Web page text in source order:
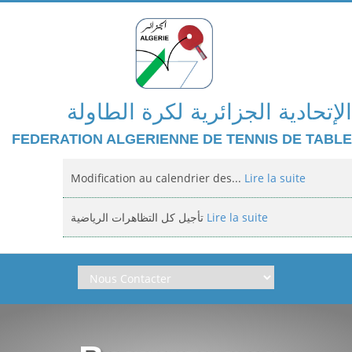
الإتحادية الجزائرية لكرة الطاولة
FEDERATION ALGERIENNE DE TENNIS DE TABLE
Modification au calendrier des... Lire la suite
تأجيل كل التظاهرات الرياضية Lire la suite
Domiciliation des compétitions...Lire la suite